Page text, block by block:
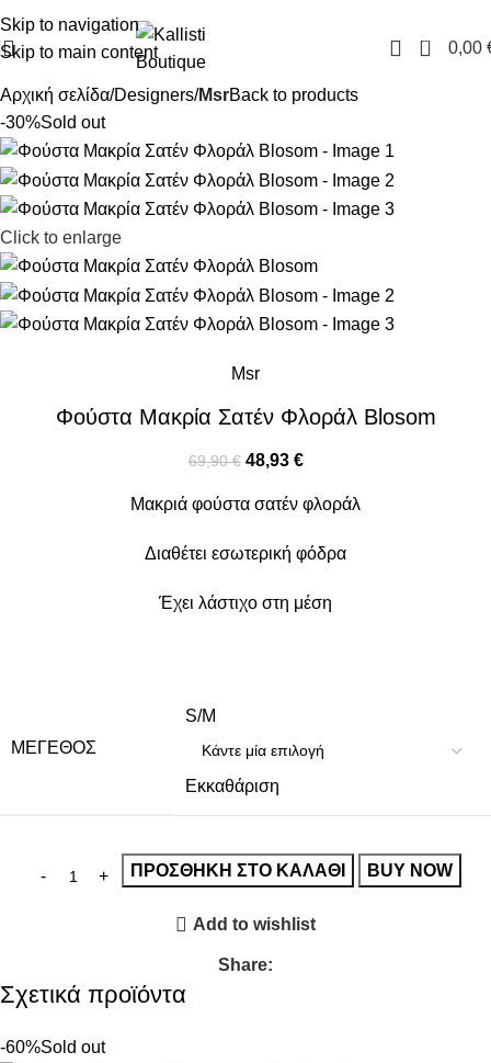
Skip to navigation
Skip to main content
0 0,00
Αρχική σελίδα Designers MsrBack to products
-30%Sold out
Click to enlarge
Msr
Φούστα Μακρία Σατέν Φλοράλ Blosom
69,90€ 48,93 €
Μακριά φούστα σατέν φλοράλ
Διαθέτει εσωτερική φόδρα
Έχει λάστιχο στη μέση
ΜΈΓΕΘΟΣ
S/M
Εκκαθάριση
ΠΡΟΣΘΉΚΗ ΣΤΟ ΚΑΛΆΘΙ BUY NOW
Add to wishlist
Share:
Σχετικά προϊόντα
-60%Sold out